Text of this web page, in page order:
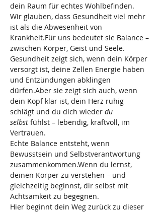
dein Raum für echtes Wohlbefinden.
Wir glauben, dass Gesundheit viel mehr
ist als die Abwesenheit von
Krankheit.Für uns bedeutet sie Balance –
zwischen Körper, Geist und Seele.
Gesundheit zeigt sich, wenn dein Körper
versorgt ist, deine Zellen Energie haben
und Entzündungen abklingen
dürfen.Aber sie zeigt sich auch, wenn
dein Kopf klar ist, dein Herz ruhig
schlägt und du dich wieder du
selbst fühlst – lebendig, kraftvoll, im
Vertrauen.
Echte Balance entsteht, wenn
Bewusstsein und Selbstverantwortung
zusammenkommen.Wenn du lernst,
deinen Körper zu verstehen – und
gleichzeitig beginnst, dir selbst mit
Achtsamkeit zu begegnen.
Hier beginnt dein Weg zurück zu dieser